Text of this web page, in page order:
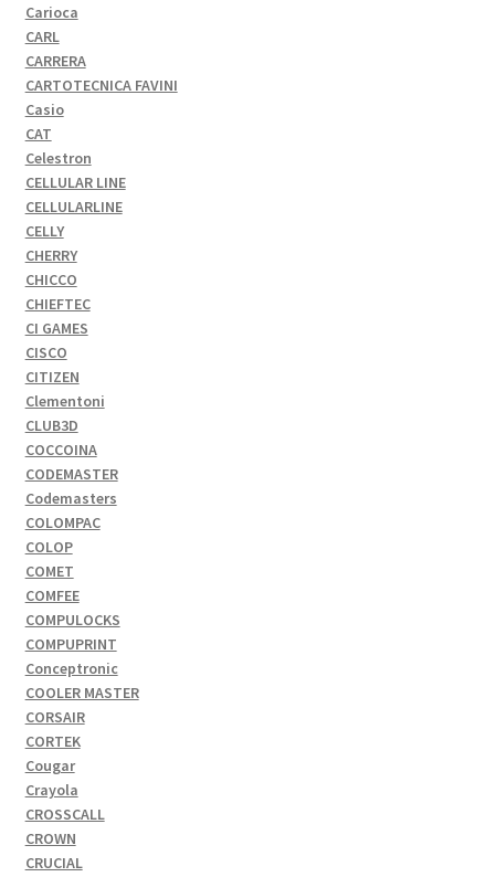
Carioca
CARL
CARRERA
CARTOTECNICA FAVINI
Casio
CAT
Celestron
CELLULAR LINE
CELLULARLINE
CELLY
CHERRY
CHICCO
CHIEFTEC
CI GAMES
CISCO
CITIZEN
Clementoni
CLUB3D
COCCOINA
CODEMASTER
Codemasters
COLOMPAC
COLOP
COMET
COMFEE
COMPULOCKS
COMPUPRINT
Conceptronic
COOLER MASTER
CORSAIR
CORTEK
Cougar
Crayola
CROSSCALL
CROWN
CRUCIAL